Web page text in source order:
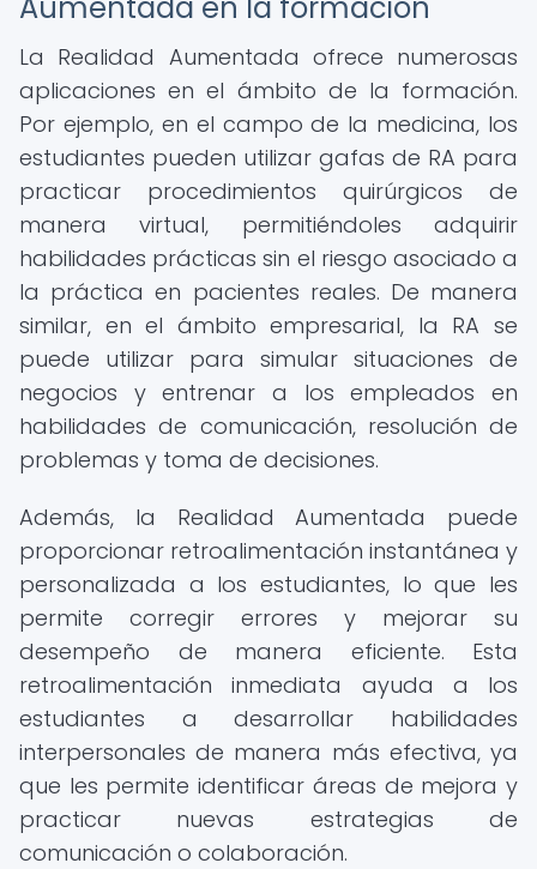
La Realidad Aumentada ofrece numerosas
aplicaciones en el ámbito de la formación.
Por ejemplo, en el campo de la medicina, los
estudiantes pueden utilizar gafas de RA para
practicar procedimientos quirúrgicos de
manera virtual, permitiéndoles adquirir
habilidades prácticas sin el riesgo asociado a
la práctica en pacientes reales. De manera
similar, en el ámbito empresarial, la RA se
puede utilizar para simular situaciones de
negocios y entrenar a los empleados en
habilidades de comunicación, resolución de
problemas y toma de decisiones.
Además, la Realidad Aumentada puede
proporcionar retroalimentación instantánea y
personalizada a los estudiantes, lo que les
permite corregir errores y mejorar su
desempeño de manera eficiente. Esta
retroalimentación inmediata ayuda a los
estudiantes a desarrollar habilidades
interpersonales de manera más efectiva, ya
que les permite identificar áreas de mejora y
practicar nuevas estrategias de
comunicación o colaboración.